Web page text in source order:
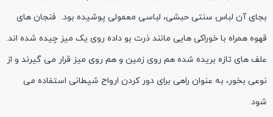
بجای آن لباس سنتی حبشی، لباسی معمولی پوشیده بود. فنجان های
قهوه همراه با خوراکی هایی مانند ذرت بو داده روی یک میز چیده شده اند.
علف های تازه بریده شده هم روی زمین و هم روی میز قرار می گیرند و از
نوعی بخور، به عنوان راهی برای دور کردن ارواح شیطانی استفاده می
شود.